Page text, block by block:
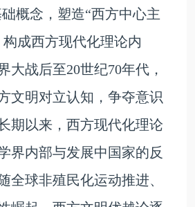
概念，塑造“西方中心主
构成西方现代化理论内
大战后至20世纪70年代，
文明对立认知，争夺意识
期以来，西方现代化理论
界内部与发展中国家的反
全球非殖民化运动推进、